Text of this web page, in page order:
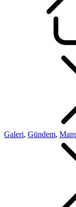
Galeri, Gündem,